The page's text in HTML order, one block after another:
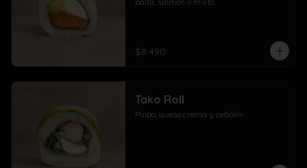
$8.490
Tako Roll
Pulpo, queso crema y cebollín